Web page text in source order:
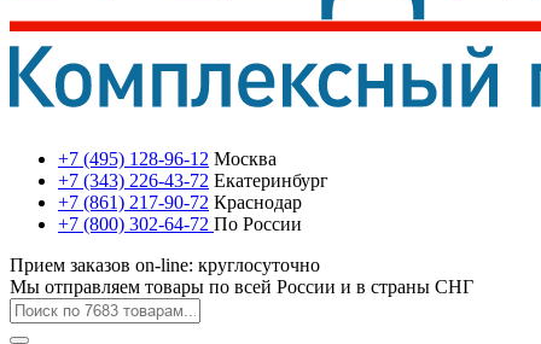
+7 (495) 128-96-12 Москва
+7 (343) 226-43-72 Екатеринбург
+7 (861) 217-90-72 Краснодар
+7 (800) 302-64-72 По России
Прием заказов on-line: круглосуточно
Мы отправляем товары по всей России и в страны СНГ